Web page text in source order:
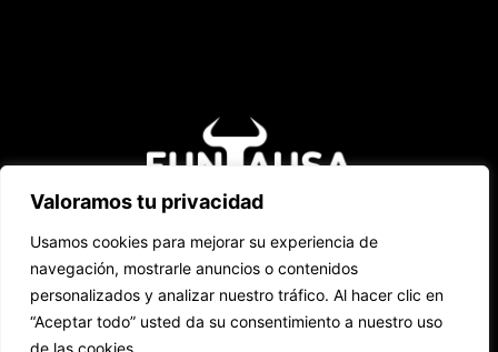
Valoramos tu privacidad
Usamos cookies para mejorar su experiencia de
navegación, mostrarle anuncios o contenidos
personalizados y analizar nuestro tráfico. Al hacer clic en
“Aceptar todo” usted da su consentimiento a nuestro uso
de las cookies.